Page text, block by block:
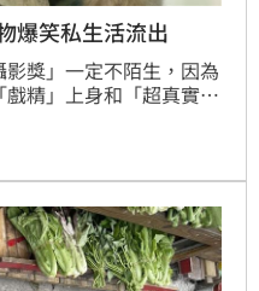
爆笑私生活流出
獎」一定不陌生，因為
精」上身和「超真實搞
及蛋疼猴等，讓人看了
自109個國家的參賽作
而最受評審們青睞、獲
的作品—《擊掌》。